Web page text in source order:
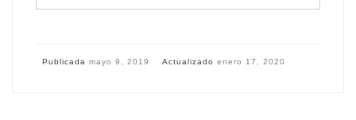
Publicadamayo 9, 2019 Actualizadoenero 17, 2020